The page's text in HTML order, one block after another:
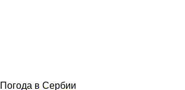
Погода в Сербии